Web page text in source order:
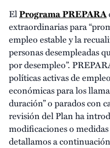
ElPrograma PREPARA
extraordinarias para
empleo estable y la
personas desempleadas
por desempleo”.
políticas activas de
económicas para los
duración” o parados con
revisión del Plan ha
modificaciones o
detallamos a